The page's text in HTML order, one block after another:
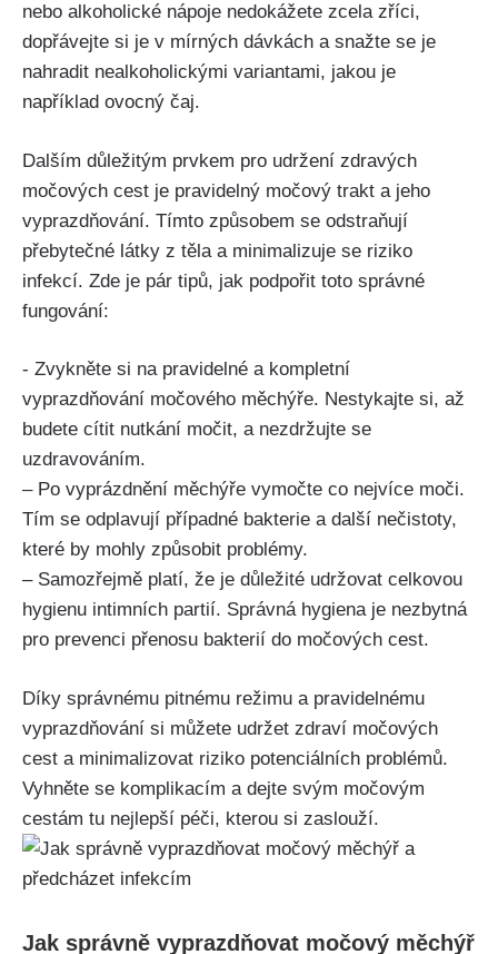
nebo⁢ alkoholické nápoje nedokážete zcela zříci,
dopřávejte si je v ⁤mírných dávkách a snažte se je​
nahradit⁢ nealkoholickými‍ variantami,​ jakou je ​
například‍ ovocný čaj.
Dalším důležitým prvkem pro udržení zdravých
močových cest‌ je ‍pravidelný močový trakt⁢ a jeho
‌vyprazdňování.⁤ Tímto způsobem ⁢se ‌odstraňují
přebytečné látky​ z ⁢těla a⁣ minimalizuje se riziko
infekcí. Zde ​je pár tipů, ​jak podpořit ​toto správné⁢
fungování:
-⁢ Zvykněte si ​na pravidelné a ⁣kompletní
vyprazdňování močového měchýře. Nestykajte⁢ si, až
budete cítit​ nutkání močit, a nezdržujte se
uzdravováním.
– Po vyprázdnění měchýře vymočte⁤ co nejvíce moči.
Tím se ⁢odplavují případné ⁢bakterie ⁣a⁤ další⁣ nečistoty,
které by⁢ mohly způsobit problémy.
– Samozřejmě platí, že je⁣ důležité udržovat‍ celkovou
hygienu intimních ⁤partií. Správná ‍hygiena je nezbytná
pro prevenci ‌přenosu⁣ bakterií do močových cest.
Díky správnému‌ pitnému režimu a pravidelnému
vyprazdňování si můžete udržet zdraví močových‌
cest a minimalizovat riziko potenciálních problémů.
Vyhněte se komplikacím a dejte ‍svým močovým
‌cestám tu nejlepší péči, kterou ‍si ⁣zaslouží.
Jak⁤ správně vyprazdňovat močový měchýř